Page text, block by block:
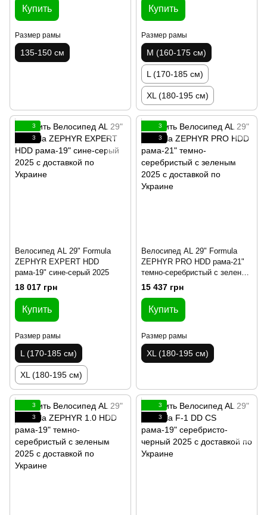
Купить
Размер рамы
135-150 см
Купить
Размер рамы
M (160-175 см)
L (170-185 см)
XL (180-195 см)
3
3
Велосипед AL 29" Formula
ZEPHYR EXPERT HDD
рама-19" сине-серый 2025
18 017 грн
Купить
Размер рамы
L (170-185 см)
XL (180-195 см)
3
3
Велосипед AL 29" Formula
ZEPHYR PRO HDD рама-21"
темно-серебристый с зеленым
2025
15 437 грн
Купить
Размер рамы
XL (180-195 см)
3
3
3
3